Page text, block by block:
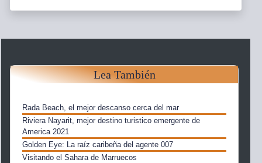
Lea También
Rada Beach, el mejor descanso cerca del mar
Riviera Nayarit, mejor destino turistico emergente de
America 2021
Golden Eye: La raíz caribeña del agente 007
Visitando el Sahara de Marruecos